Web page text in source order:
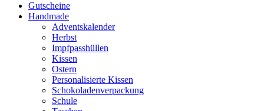
Gutscheine
Handmade
Adventskalender
Herbst
Impfpasshüllen
Kissen
Ostern
Personalisierte Kissen
Schokoladenverpackung
Schule